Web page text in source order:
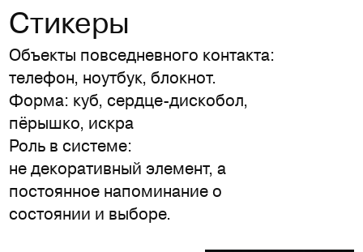
Стикеры
Объекты повседневного контакта:
телефон, ноутбук, блокнот.
Форма: куб, сердце-дискобол,
пёрышко, искра
Роль в системе:
не декоративный элемент, а
постоянное напоминание о
состоянии и выборе.